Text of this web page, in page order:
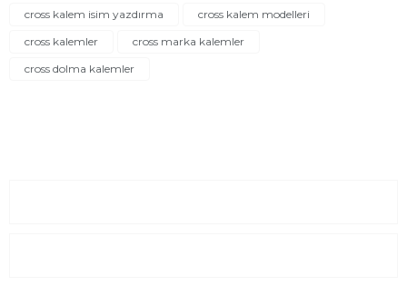
cross kalem isim yazdırma
cross kalem modelleri
cross kalemler
cross marka kalemler
cross dolma kalemler